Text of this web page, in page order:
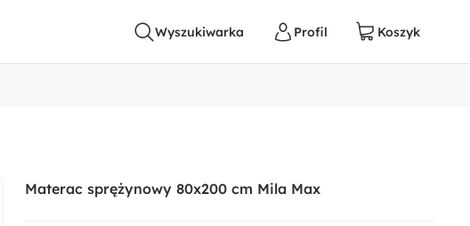
Materac sprężynowy 80x200 cm Mila Max